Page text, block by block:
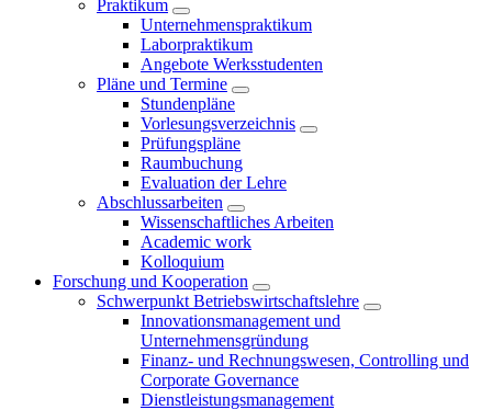
Praktikum
Unternehmenspraktikum
Laborpraktikum
Angebote Werksstudenten
Pläne und Termine
Stundenpläne
Vorlesungsverzeichnis
Prüfungspläne
Raumbuchung
Evaluation der Lehre
Abschlussarbeiten
Wissenschaftliches Arbeiten
Academic work
Kolloquium
Forschung und Kooperation
Schwerpunkt Betriebswirtschaftslehre
Innovationsmanagement und
Unternehmensgründung
Finanz- und Rechnungswesen, Controlling und
Corporate Governance
Dienstleistungsmanagement